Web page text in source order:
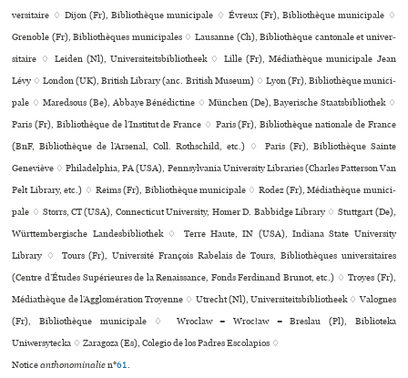
ver­si­taire ♢ Dijon (Fr), Bibliothèque muni­ci­pale ♢ Évreux (Fr), Bibliothèque muni­ci­pale ♢
Grenoble (Fr), Bibliothèques muni­ci­pa­les ♢ Lausanne (Ch), Bibliothèque can­to­nale et uni­ver­
si­taire ♢ Leiden (Nl), Universiteitsbibliotheek ♢ Lille (Fr), Médiathèque muni­ci­pale Jean
Lévy ♢ London (UK), British Library (anc. British Museum) ♢ Lyon (Fr), Bibliothèque muni­ci­
pale ♢ Maredsous (Be), Abbaye Bénédictine ♢ München (De), Bayerische Staatsbibliothek ♢
Paris (Fr), Bibliothèque de l’Institut de France ♢ Paris (Fr), Bibliothèque nationale de France
(BnF, Bibliothèque de l’Arsenal, Coll. Rothschild, etc.) ♢ Paris (Fr), Bibliothèque Sainte
Geneviève ♢ Philadelphia, PA (USA), Pennsylvania University Libraries (Charles Patterson Van
Pelt Library, etc.) ♢ Reims (Fr), Bibliothèque muni­ci­pale ♢ Rodez (Fr), Médiathèque muni­ci­
pale ♢ Storrs, CT (USA), Connecticut University, Homer D. Babbidge Library ♢ Stuttgart (De),
Württembergische Landesbibliothek ♢ Terre Haute, IN (USA), Indiana State University
Library ♢ Tours (Fr), Université François Rabelais de Tours, Bibliothèques uni­ver­si­tai­res
(Centre d’Études Supérieures de la Renaissance, Fonds Ferdinand Brunot, etc.) ♢ Troyes (Fr),
Médiathèque de l’Agglomération Troyenne ♢ Utrecht (Nl), Universiteitsbibliotheek ♢ Valognes
(Fr), Bibliothèque muni­ci­pale ♢ Wroclaw = Wrocław = Breslau (Pl), Biblioteka
Uniwersytecka ♢ Zaragoza (Es), Colegio de los Padres Escolapios ♢
Noticeanthonominalien°61.